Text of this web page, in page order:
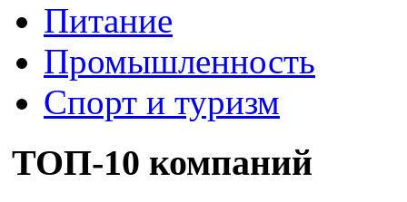
Питание
Промышленность
Спорт и туризм
ТОП-10 компаний